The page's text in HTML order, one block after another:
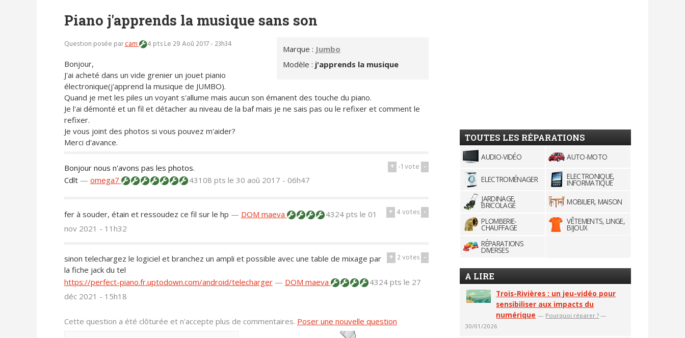
Piano j'apprends la musique sans son
Marque : Jumbo
Modèle : j'apprends la musique
Question posée parcam 4 ptsLe 29 Aoû 2017 - 23h34
Bonjour,
J'ai acheté dans un vide grenier un jouet pianio
électronique(j'apprend la musique de JUMBO).
Quand je met les piles un voyant s'allume mais aucun son émanent des touche du piano.
Je l'ai démonté et un fil et détacher au niveau de la baf mais je ne sais pas ou le refixer et comment le
refixer.
Je vous joint des photos si vous pouvez m'aider?
Merci d'avance.
+ -1vote -
Bonjour nous n'avons pas les photos.
Cdlt — omega7 43108 pts le 30 aoû 2017 - 06h47
+ 4votes -
fer à souder, étain et ressoudez ce fil sur le hp — DOM maeva 4324 pts le 01
nov 2021 - 11h32
+ 2votes -
sinon telechargez le logiciel et branchez un ampli et possible avec une table de mixage par
la fiche jack du tel
https://perfect-piano.fr.uptodown.com/android/telecharger — DOM maeva 4324 pts le 27
déc 2021 - 15h18
Cette question a été clôturée et n'accepte plus de commentaires. Poser une nouvelle question
TOUTES LES RÉPARATIONS
AUDIO-VIDÉO AUTO-MOTO
ELECTROMÉNAGER ELECTRONIQUE,
INFORMATIQUE
JARDINAGE,
BRICOLAGE
MOBILIER, MAISON
PLOMBERIE-
CHAUFFAGE
VÊTEMENTS, LINGE,
BIJOUX
RÉPARATIONS
DIVERSES
A LIRE
Trois-Rivières : un jeu-vidéo pour
sensibiliser aux impacts du
numérique — Pourquoi réparer ? —
30/01/2026